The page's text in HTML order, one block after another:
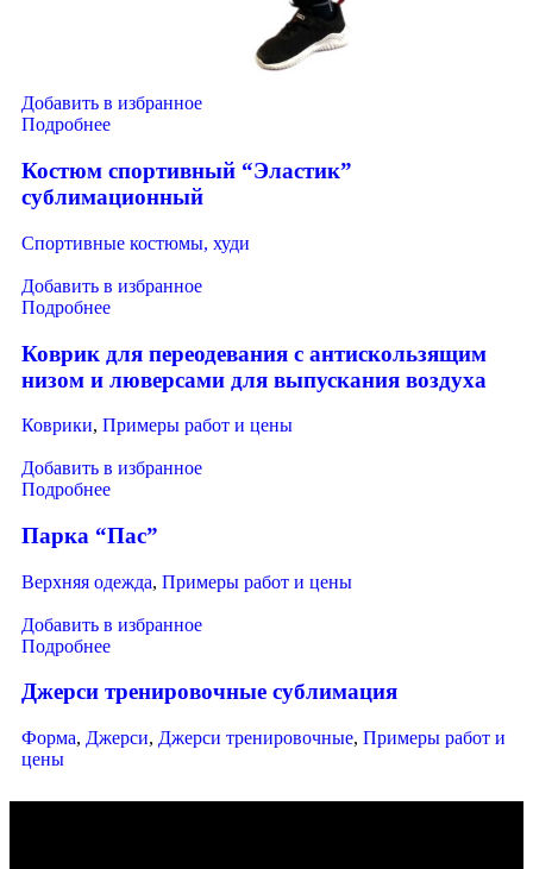
Добавить в избранное
Подробнее
Костюм спортивный “Эластик”
сублимационный
Спортивные костюмы, худи
Добавить в избранное
Подробнее
Коврик для переодевания с антискользящим
низом и люверсами для выпускания воздуха
Коврики, Примеры работ и цены
Добавить в избранное
Подробнее
Парка “Пас”
Верхняя одежда, Примеры работ и цены
Добавить в избранное
Подробнее
Джерси тренировочные сублимация
Форма, Джерси, Джерси тренировочные, Примеры работ и
цены